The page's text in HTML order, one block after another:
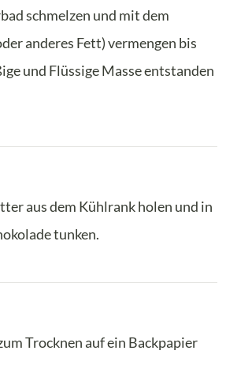
schmelzen und mit dem
anderes Fett) vermengen bis
und Flüssige Masse entstanden
aus dem Kühlrank holen und in
tunken.
Trocknen auf ein Backpapier